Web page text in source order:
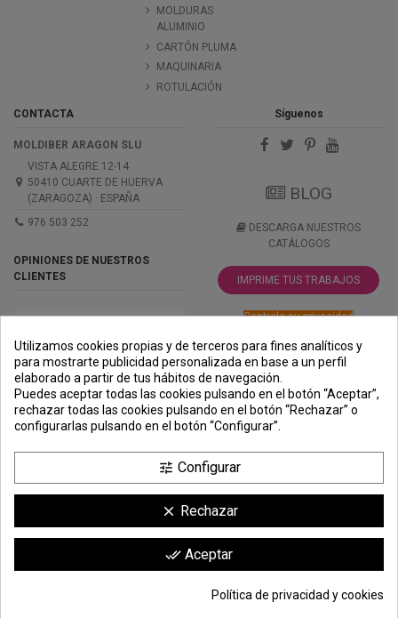
Añadir a la cesta *30,82 €
MOLDURAS
ALUMINIO
CARTÓN PLUMA
MAQUINARIA
ROTULACIÓN
CONTACTA
MOLDIBER ARAGON SLU
VISTA ALEGRE 12-14
50410 CUARTE DE HUERVA
(ZARAGOZA) · ESPAÑA
976 503 252
OPINIONES DE NUESTROS
CLIENTES
Síguenos
BLOG
DESCARGA NUESTROS
CATÁLOGOS
IMPRIME TUS TRABAJOS
Controle su privacidad
PREMIOS
METODOS
DE PAGO
ENVÍO
COMERCIO
SEGURO
clic aquí para mostrar el certificado.
Utilizamos cookies propias y de terceros para fines analíticos y
para mostrarte publicidad personalizada en base a un perfil
elaborado a partir de tus hábitos de navegación.
Puedes aceptar todas las cookies pulsando en el botón “Aceptar”,
rechazar todas las cookies pulsando en el botón “Rechazar” o
configurarlas pulsando en el botón “Configurar”.
tune Configurar
clear Rechazar
done_all Aceptar
Política de privacidad y cookies